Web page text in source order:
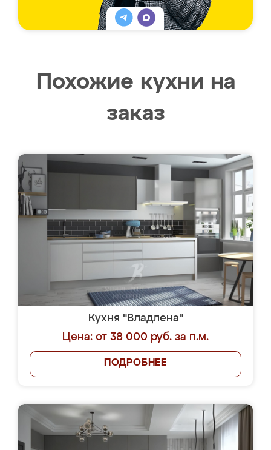
Похожие кухни на
заказ
Кухня "Владлена"
Цена: от 38 000 руб. за п.м.
ПОДРОБНЕЕ